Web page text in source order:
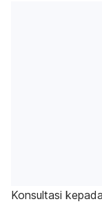
Konsultasi